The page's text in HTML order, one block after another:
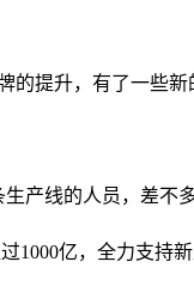
提升，有了一些新
产线的人员，差不多
亿，全力支持新